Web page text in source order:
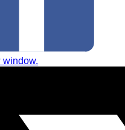
window.